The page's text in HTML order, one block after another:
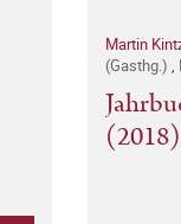
Martin
(Gasthg.)
(2018)